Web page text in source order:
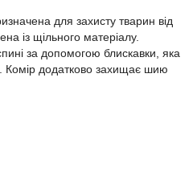
для захисту тварин від
із щільного матеріалу.
за допомогою блискавки, яка
Комір додатково захищає шию